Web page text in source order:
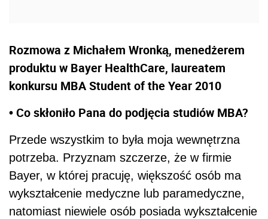
Rozmowa z Michałem Wronką, menedżerem
produktu w Bayer HealthCare, laureatem
konkursu MBA Student of the Year 2010
• Co skłoniło Pana do podjęcia studiów MBA?
Przede wszystkim to była moja wewnętrzna
potrzeba. Przyznam szczerze, że w firmie
Bayer, w której pracuję, większość osób ma
wykształcenie medyczne lub paramedyczne,
natomiast niewiele osób posiada wykształcenie